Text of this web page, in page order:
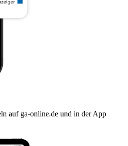
auf ga-online.de und in der App